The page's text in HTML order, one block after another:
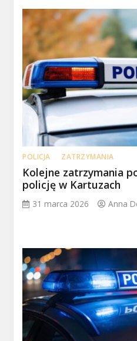
POLICJA ZATRZYMANIA
Kolejne zatrzymania
policję w Kartuzach
31 marca 2026 Anna